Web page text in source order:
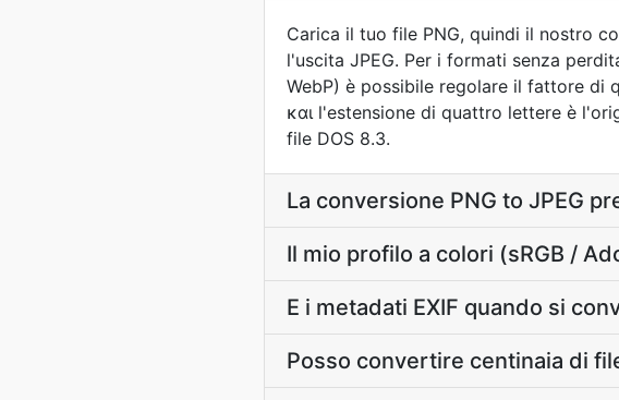
Carica il tuo file PNG, quindi il nostro
l'uscita JPEG. Per i formati senza
WebP) è possibile regolare il fattore di
και l'estensione di quattro lettere è
file DOS 8.3.
La conversione PNG to JPEG
Il mio profilo a colori (sRGB /
E i metadati EXIF quando si
Posso convertire centinaia di